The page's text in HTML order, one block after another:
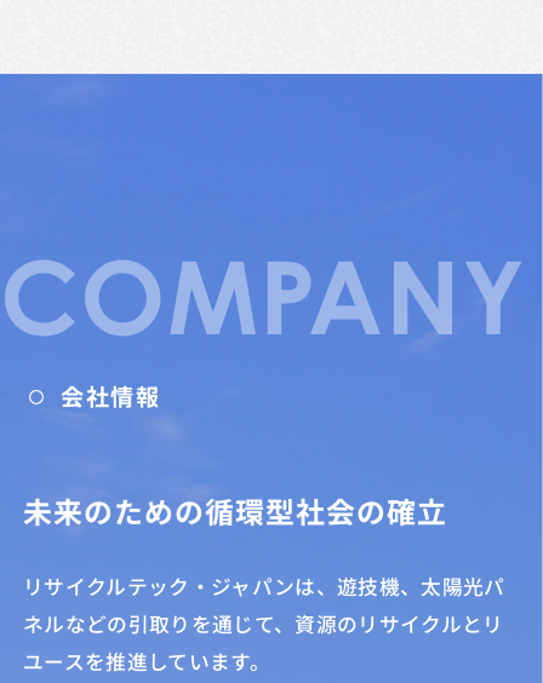
COMPANY
会社情報
未来のための循環型社会の確立
リサイクルテック・ジャパンは、遊技機、太陽光パ
ネルなどの引取りを通じて、 資源のリサイクルとリ
ユースを推進しています。